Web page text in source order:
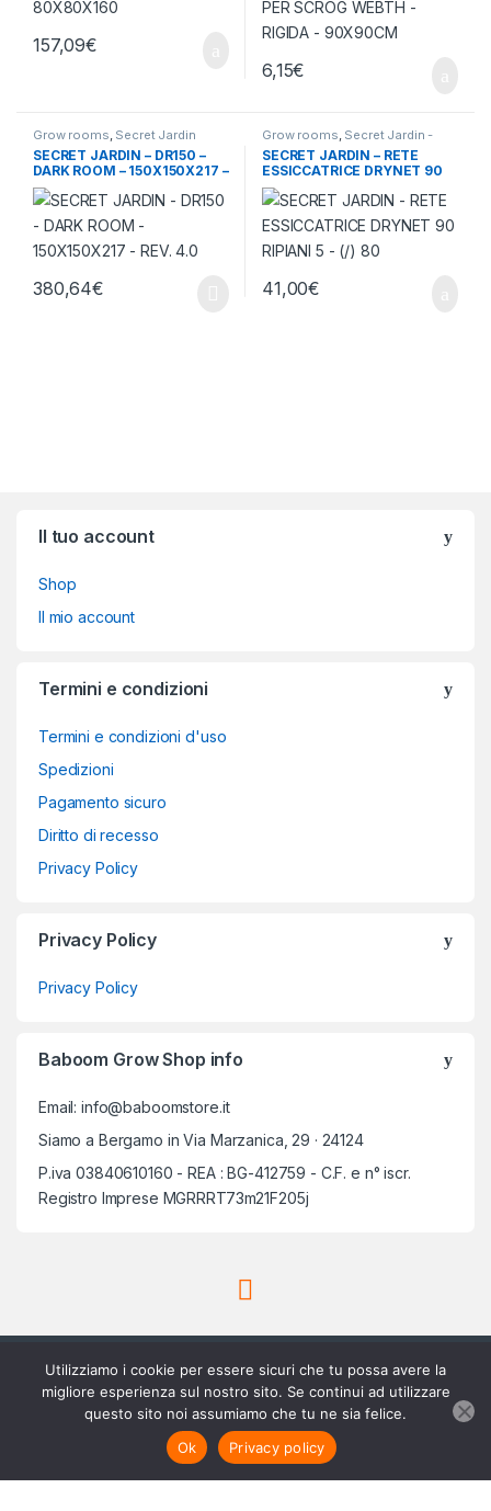
Aggiungi al carrello
157,09€
6,15€
Grow rooms, Secret Jardin
SECRET JARDIN – DR150 –
DARK ROOM – 150X150X217 –
REV. 4.0
380,64€
Grow rooms, Secret Jardin -
Accessori
SECRET JARDIN – RETE
ESSICCATRICE DRYNET 90
RIPIANI 5 – (/) 80
41,00€
Il tuo account
Shop
Il mio account
Termini e condizioni
Termini e condizioni d'uso
Spedizioni
Pagamento sicuro
Diritto di recesso
Privacy Policy
Privacy Policy
Privacy Policy
Baboom Grow Shop info
Email: info@baboomstore.it
Siamo a Bergamo in Via Marzanica, 29 · 24124
P.iva 03840610160 - REA : BG-412759 - C.F. e n° iscr.
Registro Imprese MGRRRT73m21F205j
Scrivici su Whatsapp
3756420488
Utilizziamo i cookie per essere sicuri che tu possa avere la
migliore esperienza sul nostro sito. Se continui ad utilizzare
questo sito noi assumiamo che tu ne sia felice.
Ok
Privacy policy